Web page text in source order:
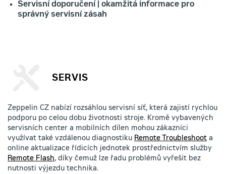
Servisní doporučení | okamžitá informace pro
správný servisní zásah
SERVIS
Zeppelin CZ nabízí rozsáhlou servisní síť, která zajistí rychlou
podporu po celou dobu životnosti stroje. Kromě vybavených
servisních center a mobilních dílen mohou zákazníci
využívat také vzdálenou diagnostiku Remote Troubleshoot a
online aktualizace řídicích jednotek prostřednictvím služby
Remote Flash, díky čemuž lze řadu problémů vyřešit bez
nutnosti výjezdu technika.